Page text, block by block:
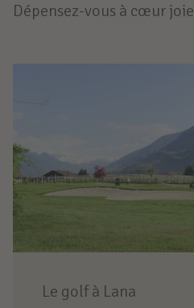
Dépensez-vous à cœur joie
Le golf à Lana